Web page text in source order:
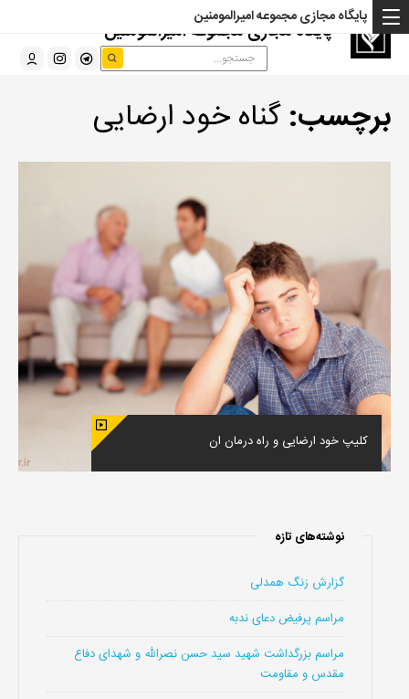
پایگاه مجازی مجموعه امیرالمومنین
پایگاه مجازی مجموعه امیرالمومنین
برچسب:گناه خود ارضایی
کلیپ خود ارضایی و راه درمان ان
نوشته‌های تازه
گزارش زنگ همدلی
مراسم پرفیض دعای ندبه
مراسم بزرگداشت شهید سید حسن نصرالله و شهدای دفاع
مقدس و مقاومت